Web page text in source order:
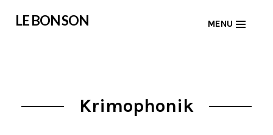
LE BON SON MENU
Krimophonik